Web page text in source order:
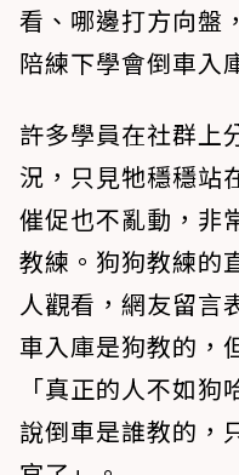
看、哪邊打方向盤
陪練下學會倒車入
許多學員在社群上
況，只見牠穩穩站
催促也不亂動，非
教練。狗狗教練的
人觀看，網友留言
車入庫是狗教的，
「真正的人不如
說倒車是誰教的，